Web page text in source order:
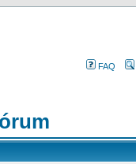
FAQ